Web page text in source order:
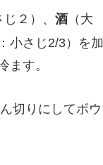
じ２）、 酒 （大
：小さじ2/3）を加
ます。
切りにしてボウ